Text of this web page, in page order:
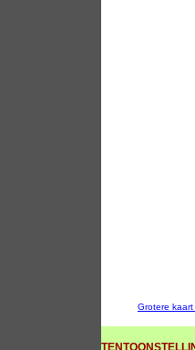
Grotere